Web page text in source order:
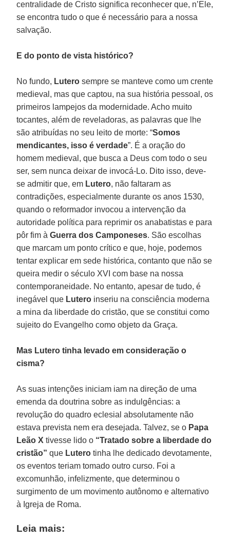
centralidade de Cristo significa reconhecer que, n’Ele,
se encontra tudo o que é necessário para a nossa
salvação.
E do ponto de vista histórico?
No fundo, Lutero sempre se manteve como um crente
medieval, mas que captou, na sua história pessoal, os
primeiros lampejos da modernidade. Acho muito
tocantes, além de reveladoras, as palavras que lhe
são atribuídas no seu leito de morte: “Somos
mendicantes, isso é verdade”. É a oração do
homem medieval, que busca a Deus com todo o seu
ser, sem nunca deixar de invocá-Lo. Dito isso, deve-
se admitir que, em Lutero, não faltaram as
contradições, especialmente durante os anos 1530,
quando o reformador invocou a intervenção da
autoridade política para reprimir os anabatistas e para
pôr fim àGuerra dos Camponeses. São escolhas
que marcam um ponto crítico e que, hoje, podemos
tentar explicar em sede histórica, contanto que não se
queira medir o século XVI com base na nossa
contemporaneidade. No entanto, apesar de tudo, é
inegável que Lutero inseriu na consciência moderna
a mina da liberdade do cristão, que se constitui como
sujeito do Evangelho como objeto da Graça.
Mas Lutero tinha levado em consideração o
cisma?
As suas intenções iniciam iam na direção de uma
emenda da doutrina sobre as indulgências: a
revolução do quadro eclesial absolutamente não
estava prevista nem era desejada. Talvez, se o Papa
Leão X tivesse lido o “Tratado sobre a liberdade do
cristão” que Lutero tinha lhe dedicado devotamente,
os eventos teriam tomado outro curso. Foi a
excomunhão, infelizmente, que determinou o
surgimento de um movimento autônomo e alternativo
à Igreja de Roma.
Leia mais: